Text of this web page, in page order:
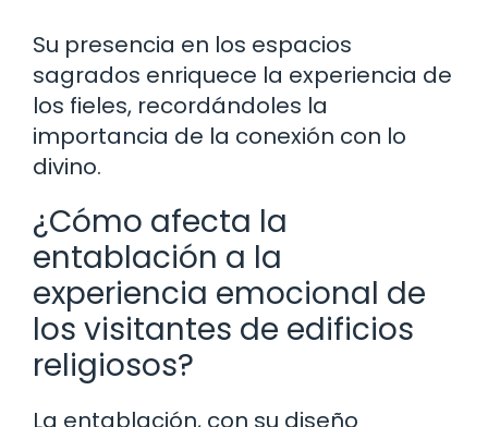
Su presencia en los espacios
sagrados enriquece la experiencia de
los fieles, recordándoles la
importancia de la conexión con lo
divino.
¿Cómo afecta la
entablación a la
experiencia emocional de
los visitantes de edificios
religiosos?
La entablación, con su diseño